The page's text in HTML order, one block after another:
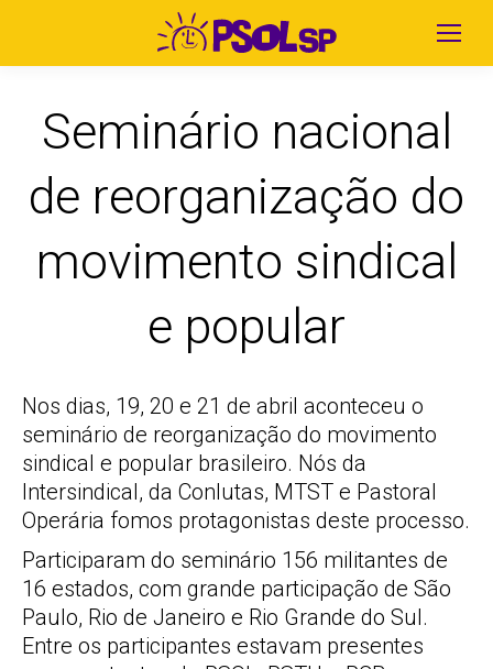
Seminário nacional
de reorganização do
movimento sindical
e popular
Nos dias, 19, 20 e 21 de abril aconteceu o
seminário de reorganização do movimento
sindical e popular brasileiro. Nós da
Intersindical, da Conlutas, MTST e Pastoral
Operária fomos protagonistas deste processo.
Participaram do seminário 156 militantes de
16 estados, com grande participação de São
Paulo, Rio de Janeiro e Rio Grande do Sul.
Entre os participantes estavam presentes